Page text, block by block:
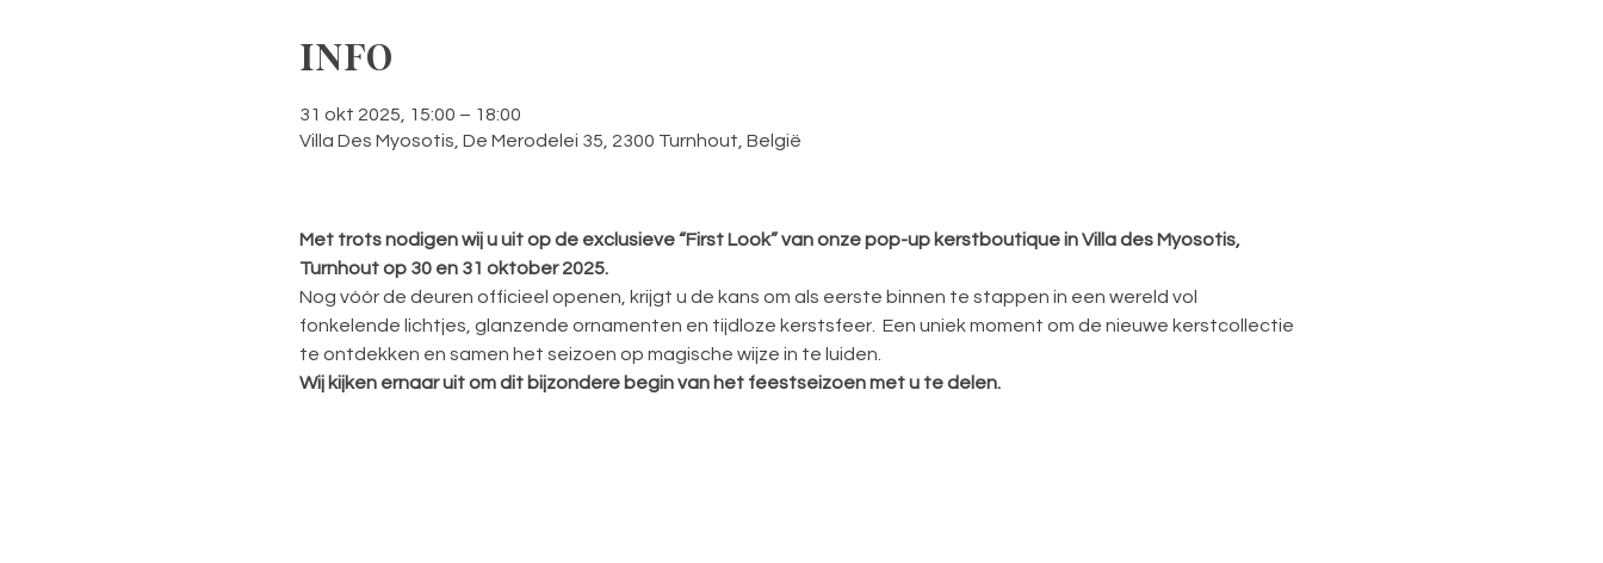
INFO
31 okt 2025, 15:00 – 18:00
Villa Des Myosotis, De Merodelei 35, 2300 Turnhout, België
Met trots nodigen wij u uit op de exclusieve “First Look” van onze pop-up kerstboutique in Villa des Myosotis,
Turnhout op 30 en 31 oktober 2025.
Nog vóór de deuren officieel openen, krijgt u de kans om als eerste binnen te stappen in een wereld vol
fonkelende lichtjes, glanzende ornamenten en tijdloze kerstsfeer.  Een uniek moment om de nieuwe kerstcollectie
te ontdekken en samen het seizoen op magische wijze in te luiden.
Wij kijken ernaar uit om dit bijzondere begin van het feestseizoen met u te delen.